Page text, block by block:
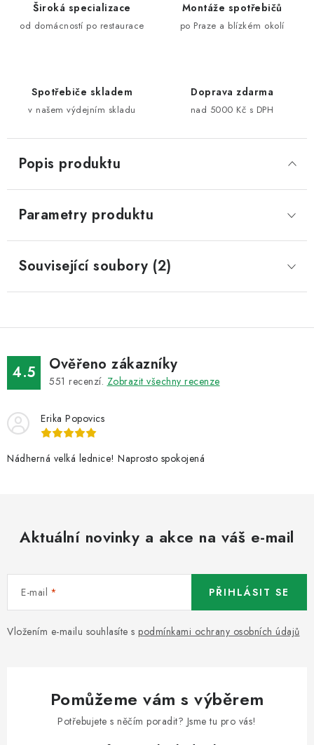
Široká specializace
od domácností po restaurace
Montáže spotřebičů
po Praze a blízkém okolí
Spotřebiče skladem
v našem výdejním skladu
Doprava zdarma
nad 5000 Kč s DPH
Popis produktu
Parametry produktu
Související soubory (2)
4.5 Ověřeno zákazníky
551 recenzí. Zobrazit všechny recenze
Erika Popovics
Nádherná velká lednice! Naprosto spokojená
Aktuální novinky a akce na váš e-mail
E-mail
Vložením e-mailu souhlasíte s podmínkami ochrany osobních údajů
PŘIHLÁSIT SE
Pomůžeme vám s výběrem
Potřebujete s něčím poradit? Jsme tu pro vás!